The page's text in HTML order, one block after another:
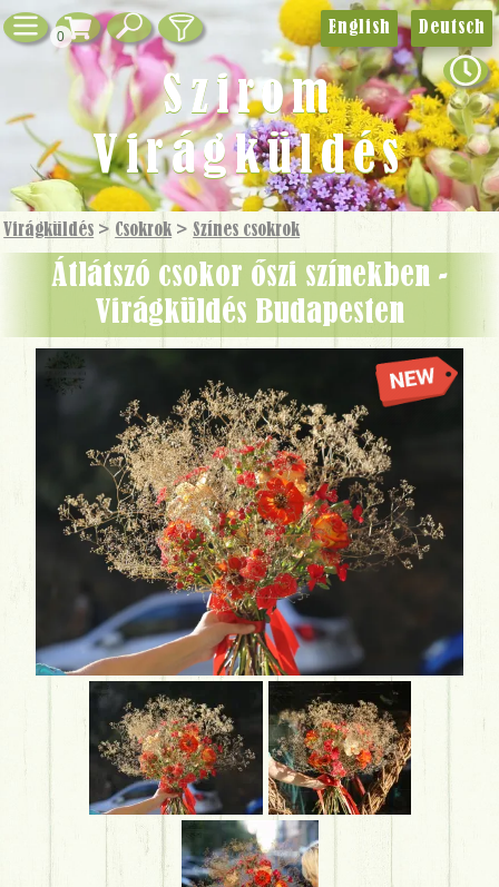
0
Virágküldés > Csokrok >Színes csokrok
Átlátszó csokor őszi színekben -
Virágküldés Budapesten
English Deutsch
Szirom
Virágküldés